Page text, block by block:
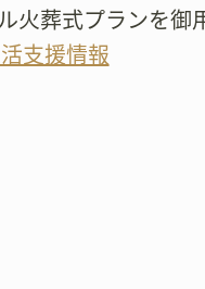
火葬式プランを御
支援情報